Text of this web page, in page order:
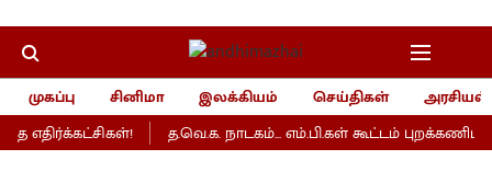
முகப்பு சினிமா இலக்கியம் செய்திகள்
அரசியல்
த.வெ.க. நாடகம்... எம்.பி.கள் கூட்டம் புறக்கணிப்பு-